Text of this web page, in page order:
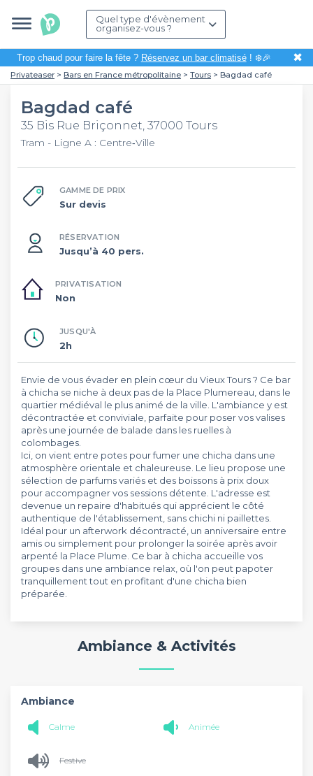
Quel type d'évènement
organisez-vous ?
Trop chaud pour faire la fête ? Réservez un bar climatisé! ❄️🎉 ✖
Privateaser Bars en France métropolitaine Tours Bagdad café
Bagdad café
35 Bis Rue Briçonnet, 37000 Tours
Tram - Ligne A : Centre‑Ville
GAMME DE PRIX
Sur devis
RÉSERVATION
Jusqu’à 40 pers.
PRIVATISATION
Non
JUSQU'À
2h
Envie de vous évader en plein cœur du Vieux Tours ? Ce bar
à chicha se niche à deux pas de la Place Plumereau, dans le
quartier médiéval le plus animé de la ville. L'ambiance y est
décontractée et conviviale, parfaite pour poser vos valises
après une journée de balade dans les ruelles à
colombages.
Ici, on vient entre potes pour fumer une chicha dans une
atmosphère orientale et chaleureuse. Le lieu propose une
sélection de parfums variés et des boissons à prix doux
pour accompagner vos sessions détente. L'adresse est
devenue un repaire d'habitués qui apprécient le côté
authentique de l'établissement, sans chichi ni paillettes.
Idéal pour un afterwork décontracté, un anniversaire entre
amis ou simplement pour prolonger la soirée après avoir
arpenté la Place Plume. Ce bar à chicha accueille vos
groupes dans une ambiance relax, où l'on peut papoter
tranquillement tout en profitant d'une chicha bien
préparée.
Ambiance & Activités
Ambiance
Calme Animée
Festive